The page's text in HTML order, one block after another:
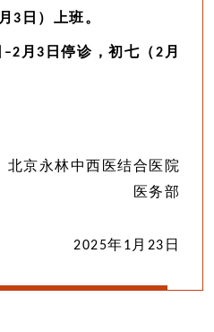
月 3 日）上班。
–2 月3 日停诊，初七（2 月
北京永林中西医结合医院
医务部
2025年1 月 23 日